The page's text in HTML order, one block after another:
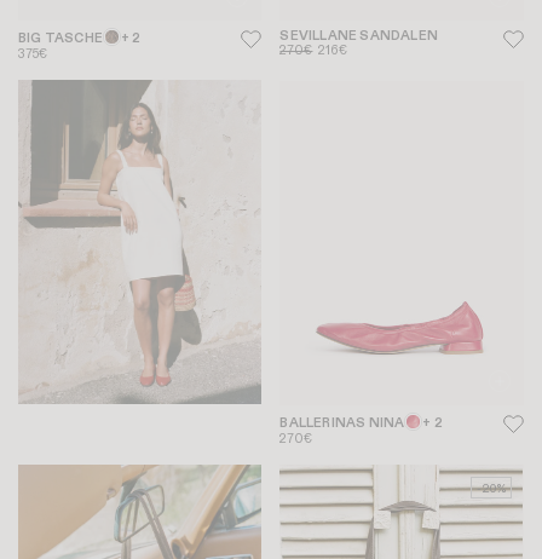
BIG TASCHE + 2
375€
SEVILLANE SANDALEN
270€ 216€
BALLERINAS NINA + 2
270€
-20%